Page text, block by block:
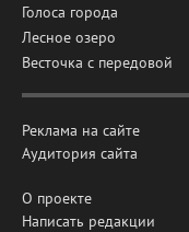
Голоса города
Лесное озеро
Весточка с передовой
Реклама на сайте
Аудитория сайта
О проекте
Написать редакции